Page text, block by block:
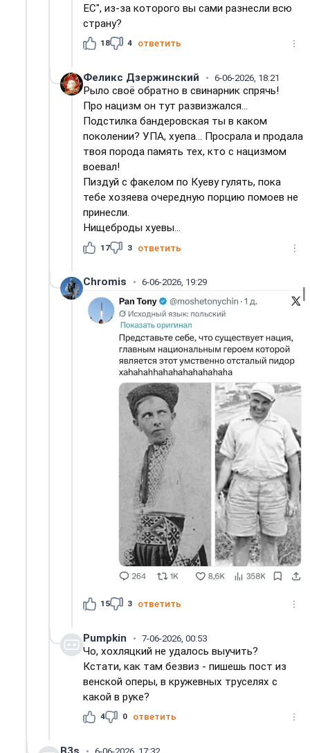
ЕС", из-за которого вы сами разнесли всю
страну?
18 4 ответить
Феликс Дзержинский 6-06-2026, 18:21
Рыло своё обратно в свинарник спрячь!
Про нацизм он тут развизжался...
Подстилка бандеровская ты в каком
поколении? УПА, хуепа... Просрала и продала
твоя порода память тех, кто с нацизмом
воевал!
Пиздуй с факелом по Куеву гулять, пока
тебе хозяева очередную порцию помоев не
принесли.
Нищеброды хуевы...
17 3 ответить
Chromis 6-06-2026, 19:29
15 3 ответить
Pumpkin 7-06-2026, 00:53
Чо, хохляцкий не удалось выучить?
Кстати, как там безвиз - пишешь пост из
венской оперы, в кружевных труселях с
какой в руке?
4 0 ответить